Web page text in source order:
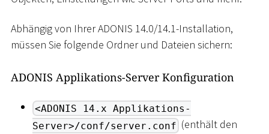
Abhängig von Ihrer ADONIS 14.0/14.1-Installation,
müssen Sie folgende Ordner und Dateien sichern:
ADONIS Applikations-Server Konfiguration
<ADONIS 14.x Applikations-
Server>/conf/server.conf (enthält den